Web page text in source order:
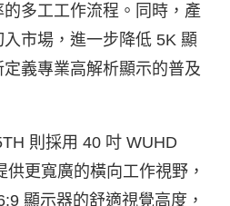
多工工作流程。同時，產
市場，進一步降低 5K 顯
義專業高解析顯示的普及
則採用 40 吋 WUHD
更寬廣的橫向工作視野，
顯示器的舒適視覺高度，